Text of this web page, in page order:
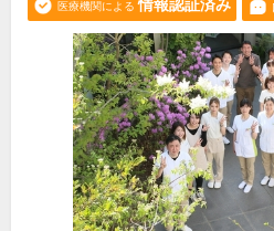
医療機関による 情報認証済み